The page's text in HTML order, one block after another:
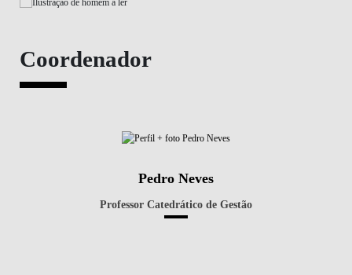
Coordenador
Pedro Neves
Professor Catedrático de Gestão